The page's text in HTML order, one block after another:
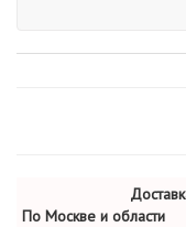
По Москве и области